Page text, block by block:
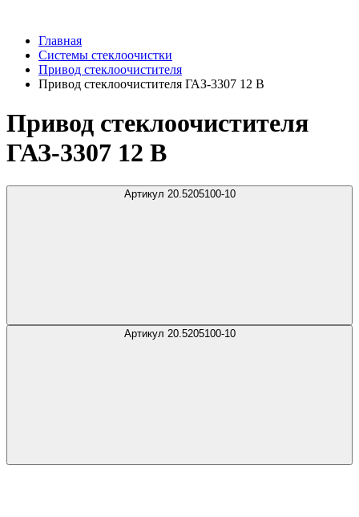
Главная
Системы стеклоочистки
Привод стеклоочистителя
Привод стеклоочистителя ГАЗ-3307 12 В
Привод стеклоочистителя
ГАЗ-3307 12 В
Артикул 20.5205100-10
Артикул 20.5205100-10